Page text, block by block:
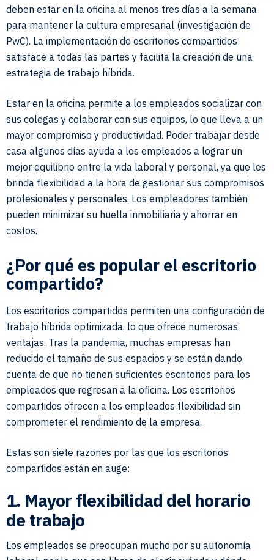
deben estar en la oficina al menos tres días a la semana
para mantener la cultura empresarial (investigación de
PwC). La implementación de escritorios compartidos
satisface a todas las partes y facilita la creación de una
estrategia de trabajo híbrida.
Estar en la oficina permite a los empleados socializar con
sus colegas y colaborar con sus equipos, lo que lleva a un
mayor compromiso y productividad. Poder trabajar desde
casa algunos días ayuda a los empleados a lograr un
mejor equilibrio entre la vida laboral y personal, ya que les
brinda flexibilidad a la hora de gestionar sus compromisos
profesionales y personales. Los empleadores también
pueden minimizar su huella inmobiliaria y ahorrar en
costos.
¿Por qué es popular el escritorio
compartido?
Los escritorios compartidos permiten una configuración de
trabajo híbrida optimizada, lo que ofrece numerosas
ventajas. Tras la pandemia, muchas empresas han
reducido el tamaño de sus espacios y se están dando
cuenta de que no tienen suficientes escritorios para los
empleados que regresan a la oficina. Los escritorios
compartidos ofrecen a los empleados flexibilidad sin
comprometer el rendimiento de la empresa.
Estas son siete razones por las que los escritorios
compartidos están en auge:
1. Mayor flexibilidad del horario
de trabajo
Los empleados se preocupan mucho por su autonomía